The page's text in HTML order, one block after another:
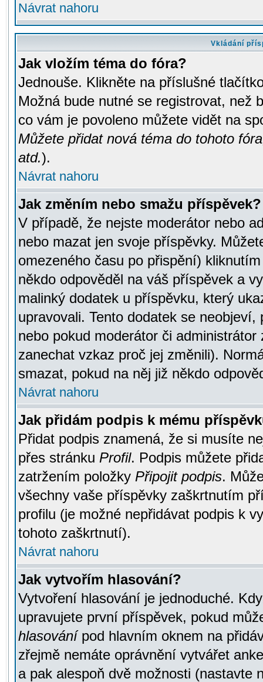
Návrat nahoru
Vkládání
Jak vložím téma do fóra?
Jednouše. Klikněte na příslušné
Možná bude nutné se registrovat, než
co vám je povoleno můžete vidět na
Můžete přidat nová téma do tohoto
atd.).
Návrat nahoru
Jak změním nebo smažu příspěvek?
V případě, že nejste moderátor nebo
nebo mazat jen svoje příspěvky.
omezeného času po přispění)
někdo odpověděl na váš příspěvek a
malinký dodatek u příspěvku, který
upravovali. Tento dodatek se
nebo pokud moderátor či
zanechat vzkaz proč jej změnili).
smazat, pokud na něj již někdo
Návrat nahoru
Jak přidám podpis k mému
Přidat podpis znamená, že si musíte
přes stránku Profil. Podpis můžete
zatržením položky Připojit podpis.
všechny vaše příspěvky zaškrtnutím
profilu (je možné nepřidávat podpis k
tohoto zaškrtnutí).
Návrat nahoru
Jak vytvořím hlasování?
Vytvoření hlasování je jednoduché.
upravujete první příspěvek, pokud
hlasovánípod hlavním oknem na
zřejmě nemáte oprávnění vytvářet
a pak alespoň dvě možnosti (nastavte